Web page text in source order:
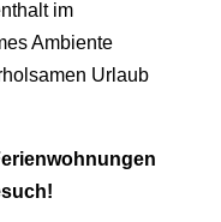
im
Ambiente
Urlaub